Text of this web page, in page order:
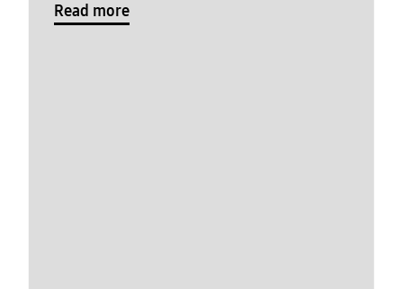
Read more